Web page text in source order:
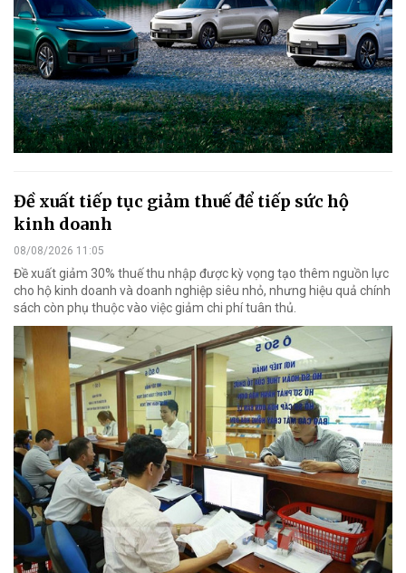
Đề xuất tiếp tục giảm thuế để tiếp sức hộ
kinh doanh
08/08/2026 11:05
Đề xuất giảm 30% thuế thu nhập được kỳ vọng tạo thêm nguồn lực
cho hộ kinh doanh và doanh nghiệp siêu nhỏ, nhưng hiệu quả chính
sách còn phụ thuộc vào việc giảm chi phí tuân thủ.